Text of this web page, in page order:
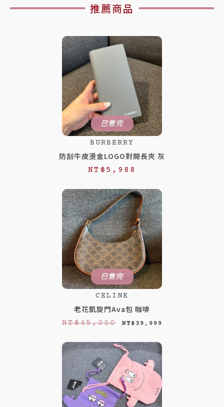
推薦商品
已售完
BURBERRY
防刮牛皮燙金LOGO對開長夾 灰
NT$ 5,988
已售完
CELINE
老花凱旋門Ava包 咖啡
NT$45,000
原
價
格
：
N
NT$ 39,999
價
：